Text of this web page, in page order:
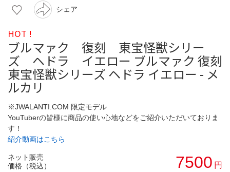
シェア
HOT !
ブルマァク 復刻 東宝怪獣シリー
ズ ヘドラ イエロー ブルマァク 復刻
東宝怪獣シリーズ ヘドラ イエロー - メ
ルカリ
※JWALANTI.COM 限定モデル
YouTuberの皆様に商品の使い心地などをご紹介いただいておりま
す！
紹介動画はこちら
ネット販売
価格（税込）
7500 円